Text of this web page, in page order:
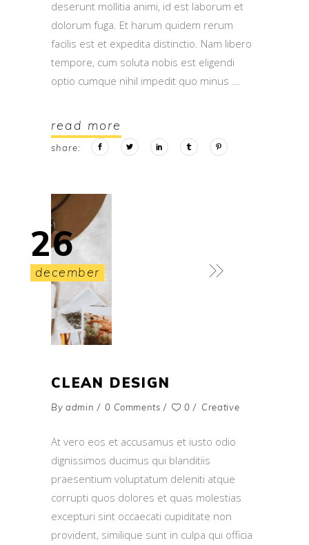
deserunt mollitia animi, id est laborum et
dolorum fuga. Et harum quidem rerum
facilis est et expedita distinctio. Nam libero
tempore, cum soluta nobis est eligendi
optio cumque nihil impedit quo minus
read more
share:
26
december
CLEAN DESIGN
By admin 0 Comments 0 Creative
At vero eos et accusamus et iusto odio
dignissimos ducimus qui blanditiis
praesentium voluptatum deleniti atque
corrupti quos dolores et quas molestias
excepturi sint occaecati cupiditate non
provident, similique sunt in culpa qui officia